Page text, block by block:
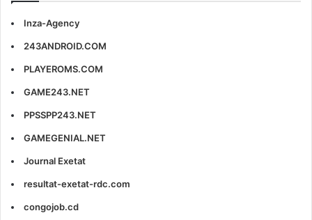
Inza-Agency
243ANDROID.COM
PLAYEROMS.COM
GAME243.NET
PPSSPP243.NET
GAMEGENIAL.NET
Journal Exetat
resultat-exetat-rdc.com
congojob.cd